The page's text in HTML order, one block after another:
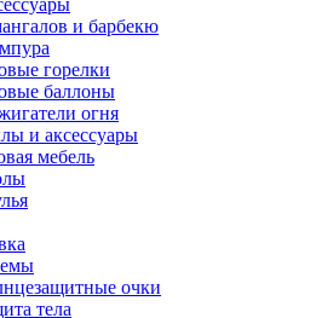
и барбекю
горелки
баллоны
огня
и аксессуары
мебель
очки
тела